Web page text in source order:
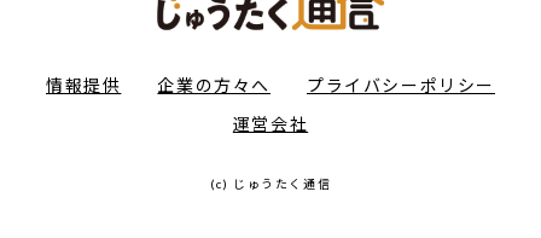
情報提供 企業の方々へ
プライバシーポリシー
運営会社
(c) じゅうたく通信